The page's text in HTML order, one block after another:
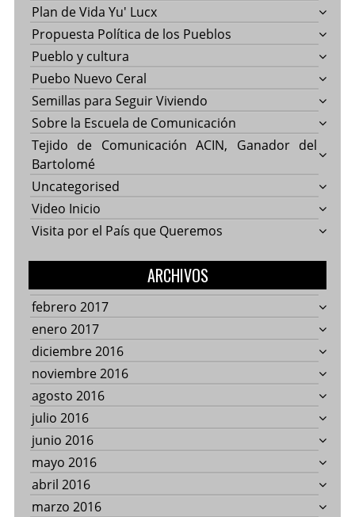
Plan de Vida Yu' Lucx
Propuesta Política de los Pueblos
Pueblo y cultura
Puebo Nuevo Ceral
Semillas para Seguir Viviendo
Sobre la Escuela de Comunicación
Tejido de Comunicación ACIN, Ganador del
Bartolomé
Uncategorised
Video Inicio
Visita por el País que Queremos
ARCHIVOS
febrero 2017
enero 2017
diciembre 2016
noviembre 2016
agosto 2016
julio 2016
junio 2016
mayo 2016
abril 2016
marzo 2016